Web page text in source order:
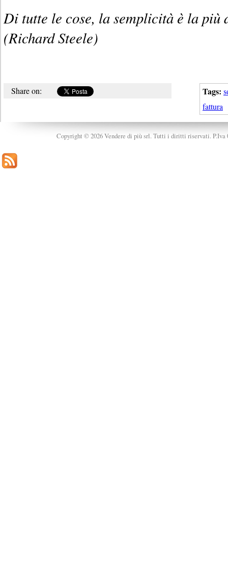
Di tutte le cose, la semplicità è la più
(Richard Steele)
Tags:
fattura
Share on:
Copyright © 2026 Vendere di più srl. Tutti i diritti riservati. P.Iva